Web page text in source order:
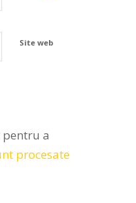
Site web
pentru a
procesate